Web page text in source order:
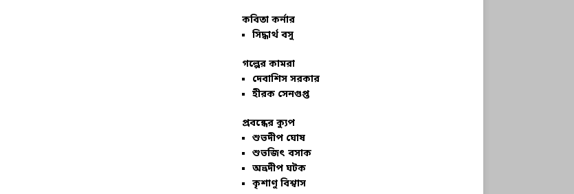
কবিতা কর্নার
সিদ্ধার্থ বসু
গল্পের কামরা
দেবাশিস সরকার
হীরক সেনগুপ্ত
প্রবন্ধের ক্যুপ
শুভদীপ ঘোষ
শুভজিৎ বসাক
অভ্রদীপ ঘটক
কৃশাণু বিশ্বাস